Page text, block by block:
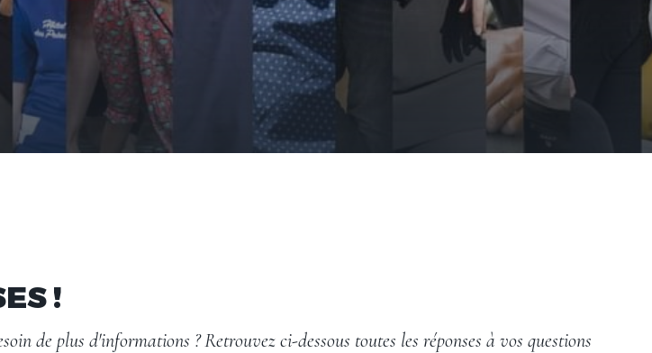
!
de plus d'informations ? Retrouvez ci-dessous toutes les réponses à vos questions